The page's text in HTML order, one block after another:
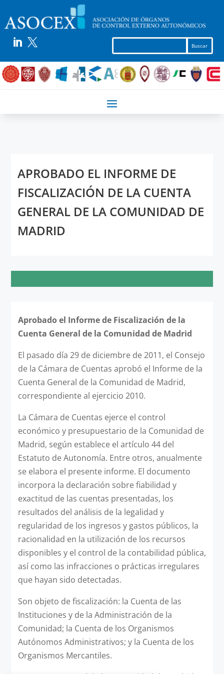
 
APROBADO EL INFORME DE
FISCALIZACIÓN DE LA CUENTA
GENERAL DE LA COMUNIDAD DE
MADRID
Aprobado el Informe de Fiscalización de la
Cuenta General de la Comunidad de Madrid
El pasado día 29 de diciembre de 2011, el Consejo
de la Cámara de Cuentas aprobó el Informe de la
Cuenta General de la Comunidad de Madrid,
correspondiente al ejercicio 2010.
La Cámara de Cuentas ejerce el control
económico y presupuestario de la Comunidad de
Madrid, según establece el artículo 44 del
Estatuto de Autonomía. Entre otros, anualmente
se elabora el presente informe. El documento
incorpora la declaración sobre fiabilidad y
exactitud de las cuentas presentadas, los
resultados del análisis de la legalidad y
regularidad de los ingresos y gastos públicos, la
racionalidad en la utilización de los recursos
disponibles y el control de la contabilidad pública,
así como las infracciones o prácticas irregulares
que hayan sido detectadas.
Son objeto de fiscalización: la Cuenta de las
Instituciones y de la Administración de la
Comunidad; la Cuenta de los Organismos
Autónomos Administrativos; y la Cuenta de los
Organismos Mercantiles.